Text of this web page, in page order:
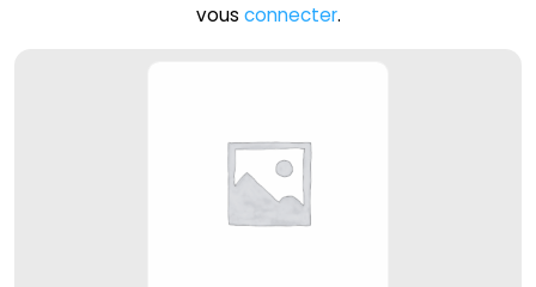
vous connecter.